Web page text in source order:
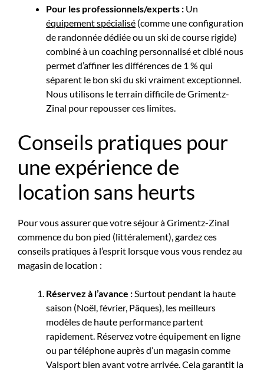
Pour les professionnels/experts : Un
équipement spécialisé (comme une configuration
de randonnée dédiée ou un ski de course rigide)
combiné à un coaching personnalisé et ciblé nous
permet d’affiner les différences de 1 % qui
séparent le bon ski du ski vraiment exceptionnel.
Nous utilisons le terrain difficile de Grimentz-
Zinal pour repousser ces limites.
Conseils pratiques pour
une expérience de
location sans heurts
Pour vous assurer que votre séjour à Grimentz-Zinal
commence du bon pied (littéralement), gardez ces
conseils pratiques à l’esprit lorsque vous vous rendez au
magasin de location :
Réservez à l’avance :Surtout pendant la haute
saison (Noël, février, Pâques), les meilleurs
modèles de haute performance partent
rapidement. Réservez votre équipement en ligne
ou par téléphone auprès d’un magasin comme
Valsport bien avant votre arrivée. Cela garantit la